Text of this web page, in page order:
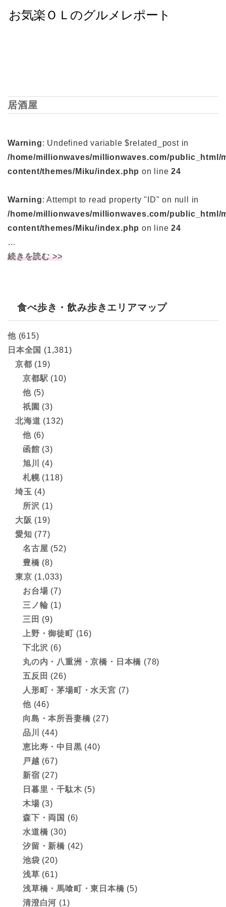
居酒屋
Warning: Undefined variable $related_post in
/home/millionwaves/millionwaves.com/public_html/
content/themes/Miku/index.php on line24
Warning: Attempt to read property "ID" on null in
/home/millionwaves/millionwaves.com/public_html/
content/themes/Miku/index.php on line24
…
続きを読む >>
食べ歩き・飲み歩きエリアマップ
他(615)
日本全国 (1,381)
京都 (19)
京都駅 (10)
他(5)
祇園 (3)
北海道 (132)
他(6)
函館 (3)
旭川
(4)
札幌(118)
埼玉 (4)
所沢 (1)
大阪 (19)
愛知 (77)
名古屋 (52)
豊橋 (8)
東京 (1,033)
お台場 (7)
三ノ輪 (1)
三田 (9)
上野・御徒町 (16)
下北沢 (6)
丸の内・八重洲・京橋・日本橋 (78)
五反田 (26)
人形町・茅場町・水天宮 (7)
他(46)
向島・本所吾妻橋 (27)
品川
(44)
恵比寿・中目黒 (40)
戸越 (67)
新宿 (27)
日暮里・千駄木 (5)
木場 (3)
森下・両国 (6)
水道橋 (30)
汐留・新橋 (42)
池袋 (20)
浅草 (61)
浅草橋・馬喰町・東日本橋 (5)
清澄白河 (1)